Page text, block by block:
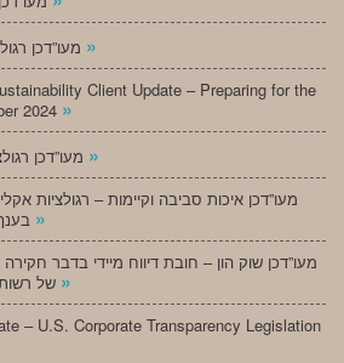
»
Client Update – Preparing for the
2024 »
»
מעו”דכן איכות סביבה וקיימות – רגולציות
»
מעו”דכן שוק הון – חובת דיווח מיידי בדבר
»
– U.S. Corporate Transparency Legislation